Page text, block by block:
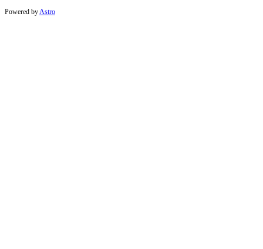
Powered byAstro